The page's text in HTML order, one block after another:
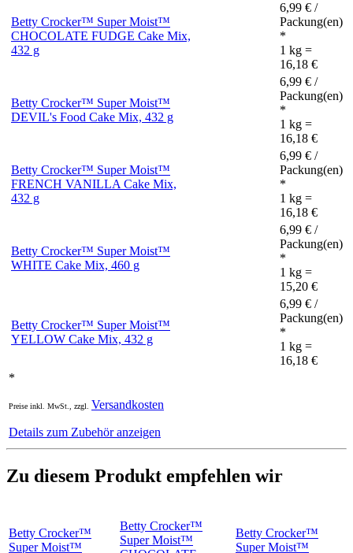
Betty Crocker™ Super Moist™
CHOCOLATE FUDGE Cake Mix,
432 g
6,99 € /
Packung(en)
*
1 kg =
16,18 €
Betty Crocker™ Super Moist™
DEVIL's Food Cake Mix, 432 g
6,99 € /
Packung(en)
*
1 kg =
16,18 €
Betty Crocker™ Super Moist™
FRENCH VANILLA Cake Mix,
432 g
6,99 € /
Packung(en)
*
1 kg =
16,18 €
Betty Crocker™ Super Moist™
WHITE Cake Mix, 460 g
6,99 € /
Packung(en)
*
1 kg =
15,20 €
Betty Crocker™ Super Moist™
YELLOW Cake Mix, 432 g
6,99 € /
Packung(en)
*
1 kg =
16,18 €
*
Preise inkl. MwSt., zzgl. Versandkosten
Details zum Zubehör anzeigen
Zu diesem Produkt empfehlen wir
Betty Crocker™
Super Moist™
Betty Crocker™
Super Moist™
Betty Crocker™
Super Moist™